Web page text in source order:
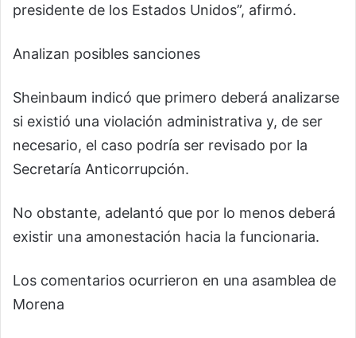
presidente de los Estados Unidos”, afirmó.
Analizan posibles sanciones
Sheinbaum indicó que primero deberá analizarse
si existió una violación administrativa y, de ser
necesario, el caso podría ser revisado por la
Secretaría Anticorrupción.
No obstante, adelantó que por lo menos deberá
existir una amonestación hacia la funcionaria.
Los comentarios ocurrieron en una asamblea de
Morena